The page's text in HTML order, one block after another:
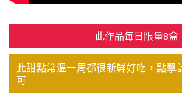
此作品每日限量8盒
此甜點常溫一周都很新鮮好吃，點擊
可